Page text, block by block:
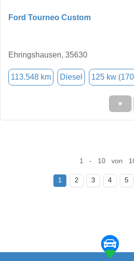
Ford Tourneo Custom
Ehringshausen, 35630
113.548 km Diesel 125 kw
★
1 - 10 von
1 2 3 4 5